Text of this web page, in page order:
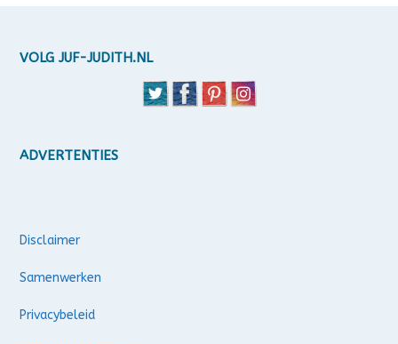
VOLG JUF-JUDITH.NL
ADVERTENTIES
Disclaimer
Samenwerken
Privacybeleid